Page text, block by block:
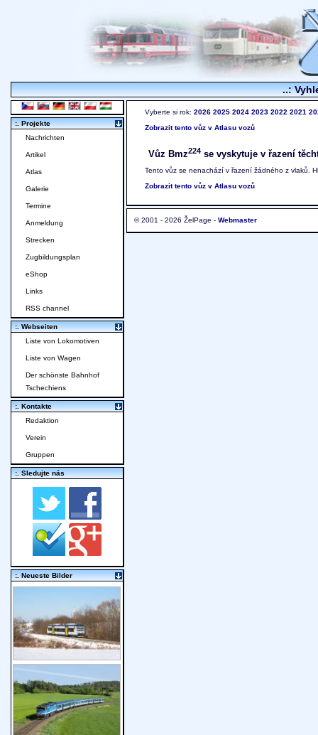
..:
Vyberte si rok: 2026 2025 2024 2023 2022 2021
Zobrazit tento vůz v Atlasu vozů
Vůz Bmz224 se vyskytuje v řazení
Tento vůz se nenachází v řazení žádného z vlaků.
Zobrazit tento vůz v Atlasu vozů
© 2001 - 2026 ŽelPage - Webmaster
:. Projekte
Nachrichten
Artikel
Atlas
Galerie
Termine
Anmeldung
Strecken
Zugbildungsplan
eShop
Links
RSS channel
:. Webseiten
Liste von Lokomotiven
Liste von Wagen
Der schönste Bahnhof
Tschechiens
:. Kontakte
Redaktion
Verein
Gruppen
:. Sledujte nás
:. Neueste Bilder